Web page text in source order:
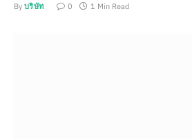
By บริษัท 0 1 Min Read